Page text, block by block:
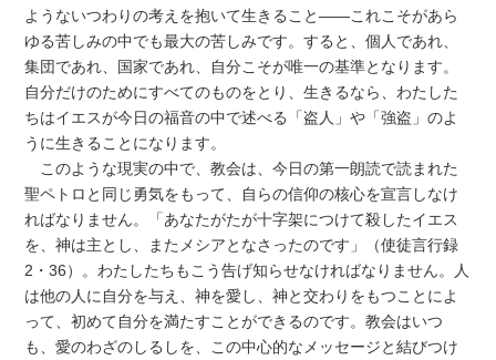
ようないつわりの考えを抱いて生きること――これこそがあら
ゆる苦しみの中でも最大の苦しみです。すると、個人であれ、
集団であれ、国家であれ、自分こそが唯一の基準となります。
自分だけのためにすべてのものをとり、生きるなら、わたした
ちはイエスが今日の福音の中で述べる「盗人」や「強盗」のよ
うに生きることになります。
このような現実の中で、教会は、今日の第一朗読で読まれた
聖ペトロと同じ勇気をもって、自らの信仰の核心を宣言しなけ
ればなりません。「あなたがたが十字架につけて殺したイエス
を、神は主とし、またメシアとなさったのです」（使徒言行録
2・36）。わたしたちもこう告げ知らせなければなりません。人
は他の人に自分を与え、神を愛し、神と交わりをもつことによ
って、初めて自分を満たすことができるのです。教会はいつ
も、愛のわざのしるしを、この中心的なメッセージと結びつけ